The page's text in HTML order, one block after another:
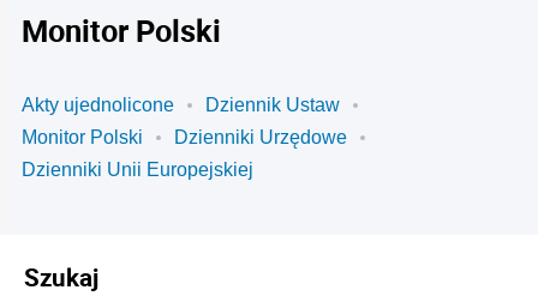
Monitor Polski
Akty ujednolicone
Dziennik Ustaw
Monitor Polski
Dzienniki Urzędowe
Dzienniki Unii Europejskiej
Szukaj